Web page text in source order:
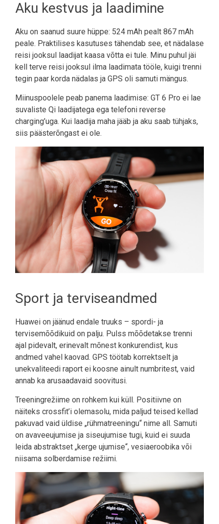
Aku kestvus ja laadimine
Aku on saanud suure hüppe: 524 mAh pealt 867 mAh
peale. Praktilises kasutuses tähendab see, et nädalase
reisi jooksul laadijat kaasa võtta ei tule. Minu puhul jäi
kell terve reisi jooksul ilma laadimata tööle, kuigi trenni
tegin paar korda nädalas ja GPS oli samuti mängus.
Miinuspoolele peab panema laadimise: GT 6 Pro ei lae
suvaliste Qi laadijatega ega telefoni reverse
charging’uga. Kui laadija maha jääb ja aku saab tühjaks,
siis päästerõngast ei ole.
Sport ja terviseandmed
Huawei on jäänud endale truuks – spordi- ja
tervisemõõdikuid on palju. Pulss mõõdetakse trenni
ajal pidevalt, erinevalt mõnest konkurendist, kus
andmed vahel kaovad. GPS töötab korrektselt ja
unekvaliteedi raport ei koosne ainult numbritest, vaid
annab ka arusaadavaid soovitusi.
Treeningrežiime on rohkem kui küll. Positiivne on
näiteks crossfit’i olemasolu, mida paljud teised kellad
pakuvad vaid üldise „rühmatreeningu“ nime all. Samuti
on avaveeujumise ja siseujumise tugi, kuid ei suuda
leida abstraktset „kerge ujumise“, vesiaeroobika või
niisama solberdamise režiimi.